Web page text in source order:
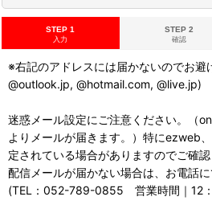
STEP 1
入力
STEP 2
確認
※右記のアドレスには届かないのでお
@outlook.jp, @hotmail.com, @live.jp)
迷惑メール設定にご注意ください。（
よりメールが届きます。）特にezweb
定されている場合がありますのでご確
配信メールが届かない場合は、お電話に
(TEL：052-789-0855 営業時間｜12